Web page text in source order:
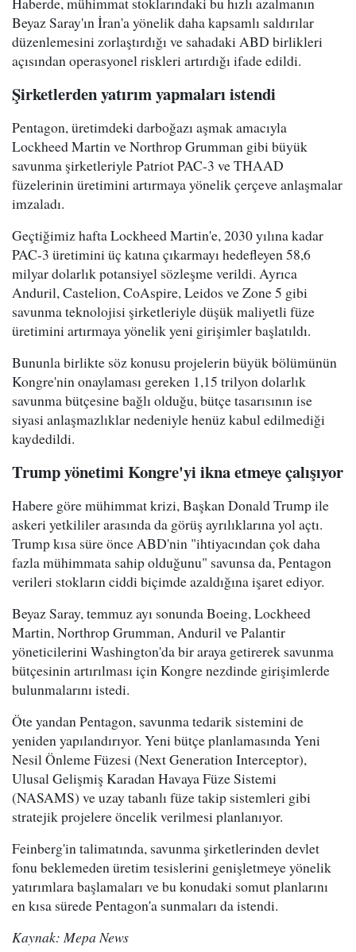
Beyaz Saray'ın İran'a yönelik daha kapsamlı saldırılar
düzenlemesini zorlaştırdığı ve sahadaki ABD birlikleri
açısından operasyonel riskleri artırdığı ifade edildi.
Şirketlerden yatırım yapmaları istendi
Pentagon, üretimdeki darboğazı aşmak amacıyla
Lockheed Martin ve Northrop Grumman gibi büyük
savunma şirketleriyle Patriot PAC-3 ve THAAD
füzelerinin üretimini artırmaya yönelik çerçeve anlaşmalar
imzaladı.
Geçtiğimiz hafta Lockheed Martin'e, 2030 yılına kadar
PAC-3 üretimini üç katına çıkarmayı hedefleyen 58,6
milyar dolarlık potansiyel sözleşme verildi. Ayrıca
Anduril, Castelion, CoAspire, Leidos ve Zone 5 gibi
savunma teknolojisi şirketleriyle düşük maliyetli füze
üretimini artırmaya yönelik yeni girişimler başlatıldı.
Bununla birlikte söz konusu projelerin büyük bölümünün
Kongre'nin onaylaması gereken 1,15 trilyon dolarlık
savunma bütçesine bağlı olduğu, bütçe tasarısının ise
siyasi anlaşmazlıklar nedeniyle henüz kabul edilmediği
kaydedildi.
Trump yönetimi Kongre'yi ikna etmeye çalışıyor
Habere göre mühimmat krizi, Başkan Donald Trump ile
askeri yetkililer arasında da görüş ayrılıklarına yol açtı.
Trump kısa süre önce ABD'nin "ihtiyacından çok daha
fazla mühimmata sahip olduğunu" savunsa da, Pentagon
verileri stokların ciddi biçimde azaldığına işaret ediyor.
Beyaz Saray, temmuz ayı sonunda Boeing, Lockheed
Martin, Northrop Grumman, Anduril ve Palantir
yöneticilerini Washington'da bir araya getirerek savunma
bütçesinin artırılması için Kongre nezdinde girişimlerde
bulunmalarını istedi.
Öte yandan Pentagon, savunma tedarik sistemini de
yeniden yapılandırıyor. Yeni bütçe planlamasında Yeni
Nesil Önleme Füzesi (Next Generation Interceptor),
Ulusal Gelişmiş Karadan Havaya Füze Sistemi
(NASAMS) ve uzay tabanlı füze takip sistemleri gibi
stratejik projelere öncelik verilmesi planlanıyor.
Feinberg'in talimatında, savunma şirketlerinden devlet
fonu beklemeden üretim tesislerini genişletmeye yönelik
yatırımlara başlamaları ve bu konudaki somut planlarını
en kısa sürede Pentagon'a sunmaları da istendi.
Kaynak: Mepa News